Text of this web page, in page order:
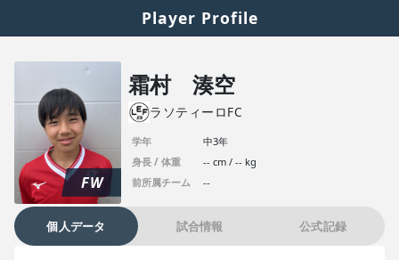
Player Profile
FW
霜村 湊空
ラソティーロFC
学年
中3年
身長 / 体重
-- cm / -- kg
前所属チーム
--
個人データ 試合情報 公式記録